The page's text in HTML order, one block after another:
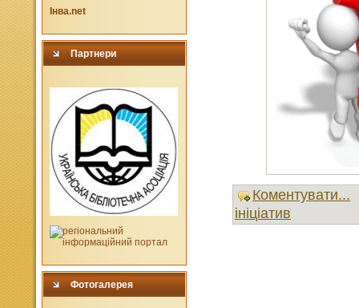
Інва.net
Партнери
Фотогалерея
Коментувати...
ініціатив